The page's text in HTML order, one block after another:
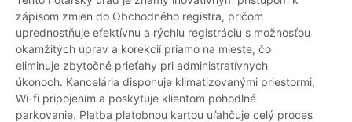
zápisom zmien do Obchodného registra, pričom
uprednostňuje efektívnu a rýchlu registráciu s možnosťou
okamžitých úprav a korekcií priamo na mieste, čo
eliminuje zbytočné prieťahy pri administratívnych
úkonoch. Kancelária disponuje klimatizovanými priestormi,
Wi-fi pripojením a poskytuje klientom pohodlné
parkovanie. Platba platobnou kartou uľahčuje celý proces